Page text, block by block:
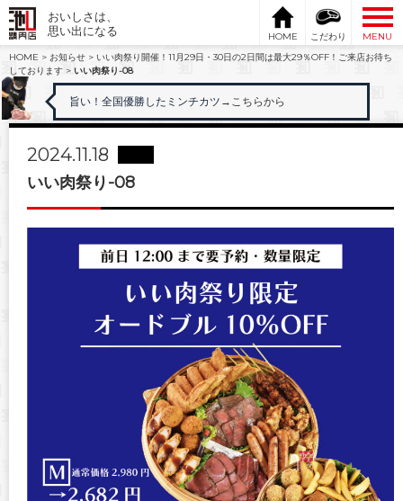
おいしさは、
思い出になる
HOME こだわり
MENU
HOME > お知らせ > いい肉祭り開催！11月29日・30日の2日間は最大29％OFF！ご来店お待ち
しております > いい肉祭り-08
旨い！全国優勝したミンチカツ →こちらから
2024.11.18
いい肉祭り-08